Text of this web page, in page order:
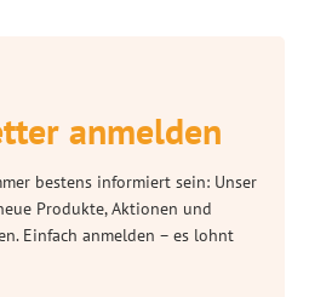
anmelden
bestens informiert sein: Unser
Produkte, Aktionen und
Einfach anmelden – es lohnt